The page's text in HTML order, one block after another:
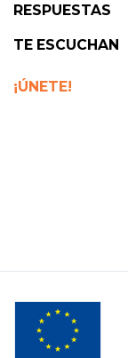
RESPUESTAS
TE ESCUCHAN
¡ÚNETE!